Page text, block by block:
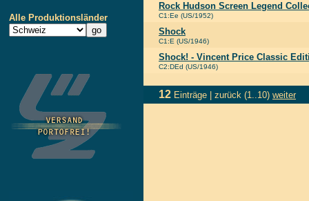
Alle Produktionsländer
Rock Hudson Screen Legend
C1:Ee (US/1952)
Shock
C1:E (US/1946)
Shock! - Vincent Price Classic
C2:DEd (US/1946)
12 Einträge | zurück (1..10) weiter